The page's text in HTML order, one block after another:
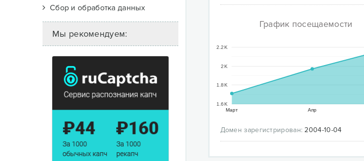
Сбор и обработка данных
Мы рекомендуем:
График посещаемости
Март Апр
1.6K
1.8K
2K
2.2K
Домен зарегистрирован: 2004-10-04